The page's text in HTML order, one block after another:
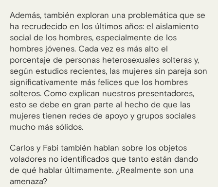
Además, también exploran una problemática que se
ha recrudecido en los últimos años: el aislamiento
social de los hombres, especialmente de los
hombres jóvenes. Cada vez es más alto el
porcentaje de personas heterosexuales solteras y,
según estudios recientes, las mujeres sin pareja son
significativamente más felices que los hombres
solteros. Como explican nuestros presentadores,
esto se debe en gran parte al hecho de que las
mujeres tienen redes de apoyo y grupos sociales
mucho más sólidos.
Carlos y Fabi también hablan sobre los objetos
voladores no identificados que tanto están dando
de qué hablar últimamente. ¿Realmente son una
amenaza?